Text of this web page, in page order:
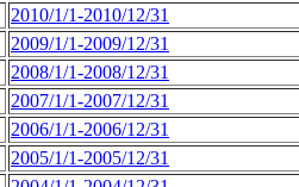
2010/1/1-2010/12/31
2009/1/1-2009/12/31
2008/1/1-2008/12/31
2007/1/1-2007/12/31
2006/1/1-2006/12/31
2005/1/1-2005/12/31